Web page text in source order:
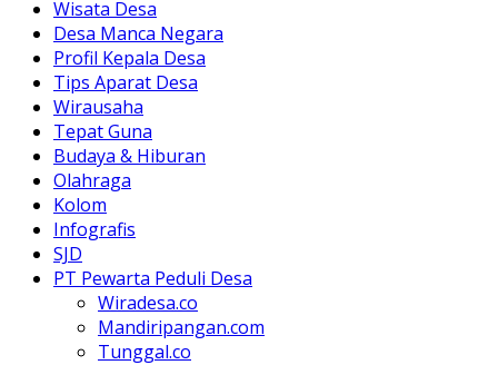
Wisata Desa
Desa Manca Negara
Profil Kepala Desa
Tips Aparat Desa
Wirausaha
Tepat Guna
Budaya & Hiburan
Olahraga
Kolom
Infografis
SJD
PT Pewarta Peduli Desa
Wiradesa.co
Mandiripangan.com
Tunggal.co